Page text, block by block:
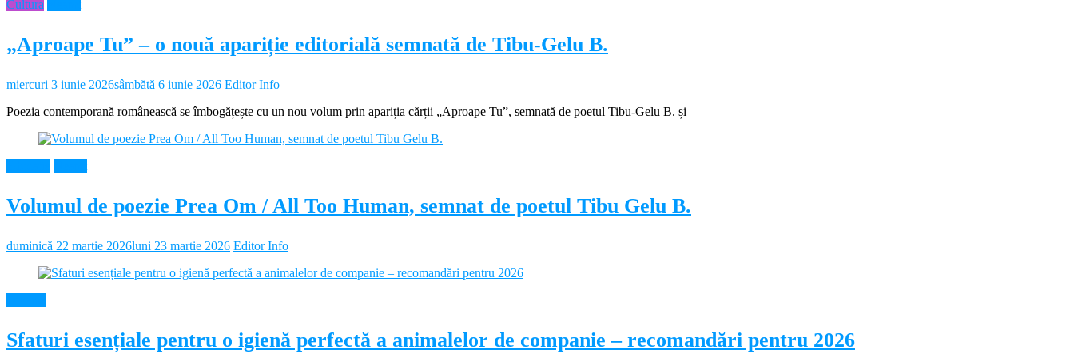
Cultura
„Aproape Tu” – o nouă apariție editorială semnată de Tibu-Gelu B.
miercuri 3 iunie 2026sâmbătă 6 iunie 2026 Editor Info
Poezia contemporană românească se îmbogățește cu un nou volum prin apariția cărții „Aproape Tu”, semnată de poetul Tibu-Gelu B. și
Volumul de poezie Prea Om / All Too Human, semnat de poetul Tibu Gelu B.
duminică 22 martie 2026luni 23 martie 2026 Editor Info
Sfaturi esențiale pentru o igienă perfectă a animalelor de companie – recomandări pentru 2026